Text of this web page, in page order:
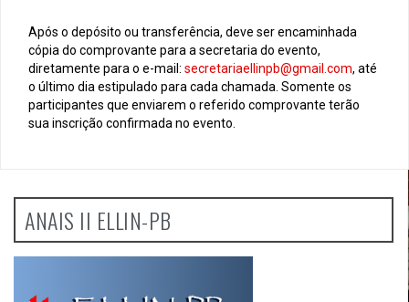
Após o depósito ou transferência, deve ser encaminhada
cópia do comprovante para a secretaria do evento,
diretamente para o e-mail: secretariaellinpb@gmail.com, até
o último dia estipulado para cada chamada. Somente os
participantes que enviarem o referido comprovante terão
sua inscrição confirmada no evento.
ANAIS II ELLIN-PB